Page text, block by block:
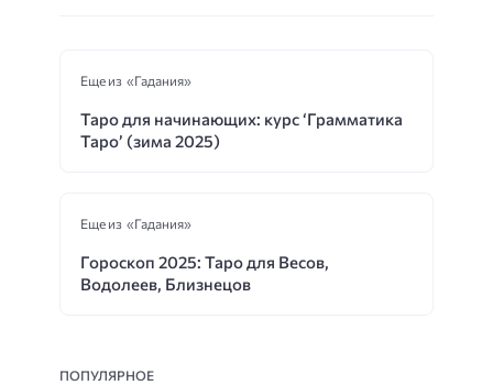
Еще из «Гадания»
Таро для начинающих: курс ‘Грамматика
Таро’ (зима 2025)
Еще из «Гадания»
Гороскоп 2025: Таро для Весов,
Водолеев, Близнецов
ПОПУЛЯРНОЕ